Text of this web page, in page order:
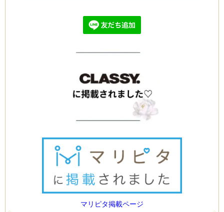
マリピタ掲載ページ